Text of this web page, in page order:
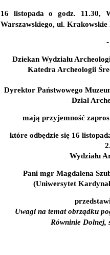
16 listopada o godz. 11.30,
Warszawskiego, ul. Krakowskie
Dziekan Wydziału
Katedra Archeologii
Dyrektor Państwowego
Dział
mają przyjemność
które odbędzie się 16
Wydziału
Pani mgr Magdalena
(Uniwersytet
Uwagi na temat obrządku
Równinie Dolnej,